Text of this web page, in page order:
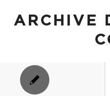
ARCHIVE